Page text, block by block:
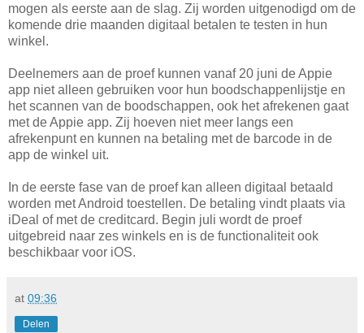
mogen als eerste aan de slag. Zij worden uitgenodigd om de
komende drie maanden digitaal betalen te testen in hun
winkel.
Deelnemers aan de proef kunnen vanaf 20 juni de Appie
app niet alleen gebruiken voor hun boodschappenlijstje en
het scannen van de boodschappen, ook het afrekenen gaat
met de Appie app. Zij hoeven niet meer langs een
afrekenpunt en kunnen na betaling met de barcode in de
app de winkel uit.
In de eerste fase van de proef kan alleen digitaal betaald
worden met Android toestellen. De betaling vindt plaats via
iDeal of met de creditcard. Begin juli wordt de proef
uitgebreid naar zes winkels en is de functionaliteit ook
beschikbaar voor iOS.
at 09:36
Delen